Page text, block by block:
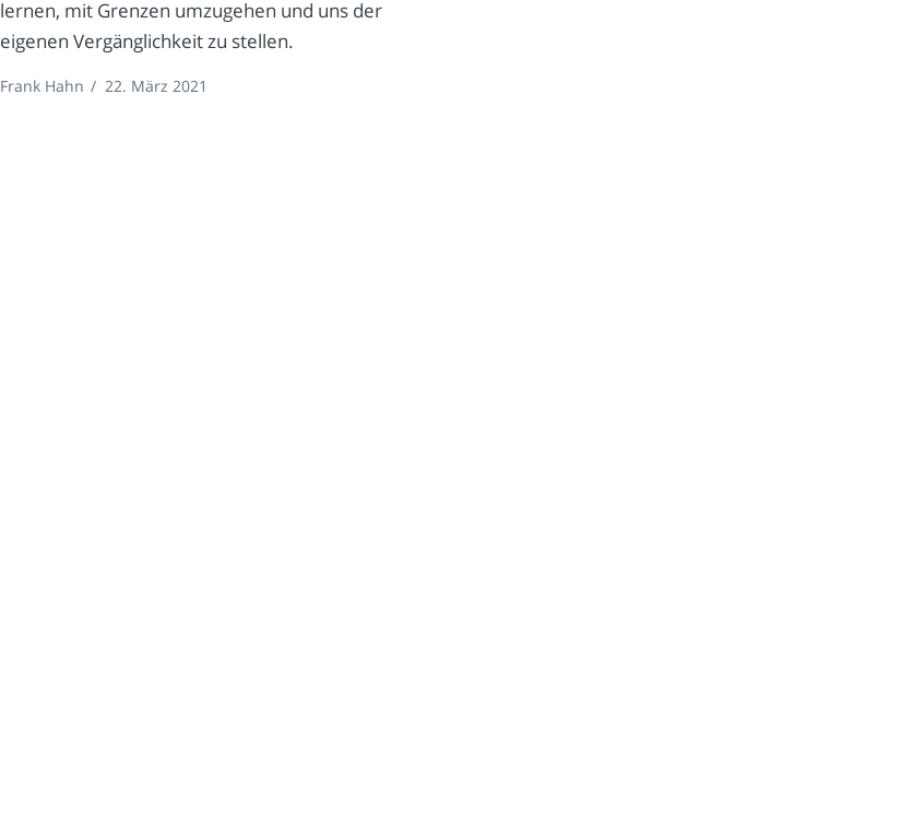
lernen, mit Grenzen umzugehen und uns der
eigenen Vergänglichkeit zu stellen.
Frank Hahn / 22. März 2021